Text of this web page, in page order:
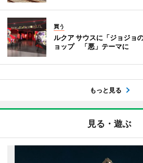
買う
ルクア サウスに「ジョジョ
ョップ 「悪」テーマに
もっと見る
見る・遊ぶ